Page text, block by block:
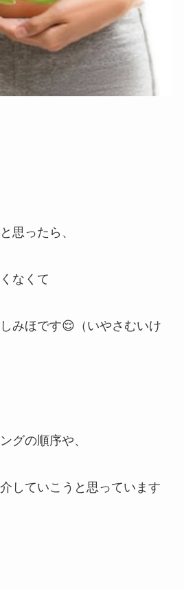
思ったら、
なくて
みほです😌（いやさむいけ
グの順序や、
していこうと思っています